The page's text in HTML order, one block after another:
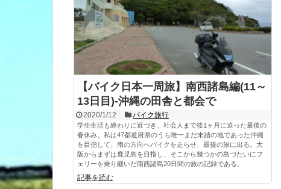
【バイク日本一周旅】南西諸島編(11～
13日目)-沖縄の田舎と都会で
2020/1/12 バイク旅行
学生生活も終わりに近づき、社会人まで後1ヶ月に迫った最後の
春休み、私は47都道府県のうち唯一まだ未踏の地であった沖縄
を目指して、南の方向へバイクを走らせ、最後の旅に出る。大
阪からまずは鹿児島を目指し、そこから幾つかの島づたいにフ
ェリーを乗り継いだ南西諸島20日間の旅の記録である。
記事を読む